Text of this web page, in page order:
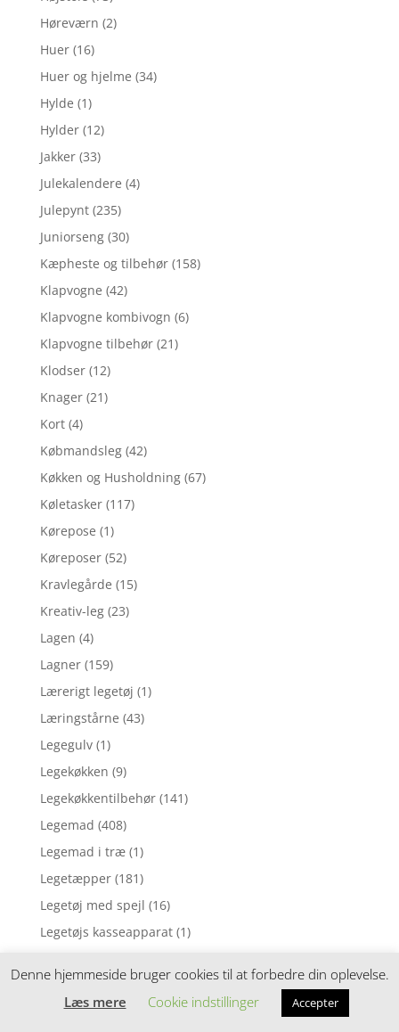
Høreværn (2)
Huer (16)
Huer og hjelme (34)
Hylde (1)
Hylder (12)
Jakker (33)
Julekalendere (4)
Julepynt (235)
Juniorseng (30)
Kæpheste og tilbehør (158)
Klapvogne (42)
Klapvogne kombivogn (6)
Klapvogne tilbehør (21)
Klodser (12)
Knager (21)
Kort (4)
Købmandsleg (42)
Køkken og Husholdning (67)
Køletasker (117)
Kørepose (1)
Køreposer (52)
Kravlegårde (15)
Kreativ-leg (23)
Lagen (4)
Lagner (159)
Lærerigt legetøj (1)
Læringstårne (43)
Legegulv (1)
Legekøkken (9)
Legekøkkentilbehør (141)
Legemad (408)
Legemad i træ (1)
Legetæpper (181)
Legetøj med spejl (16)
Legetøjs kasseapparat (1)
Legetøjsdyr (90)
Leggings (3)
Denne hjemmeside bruger cookies til at forbedre din oplevelse.
Læs mere
Cookie indstillinger Accepter